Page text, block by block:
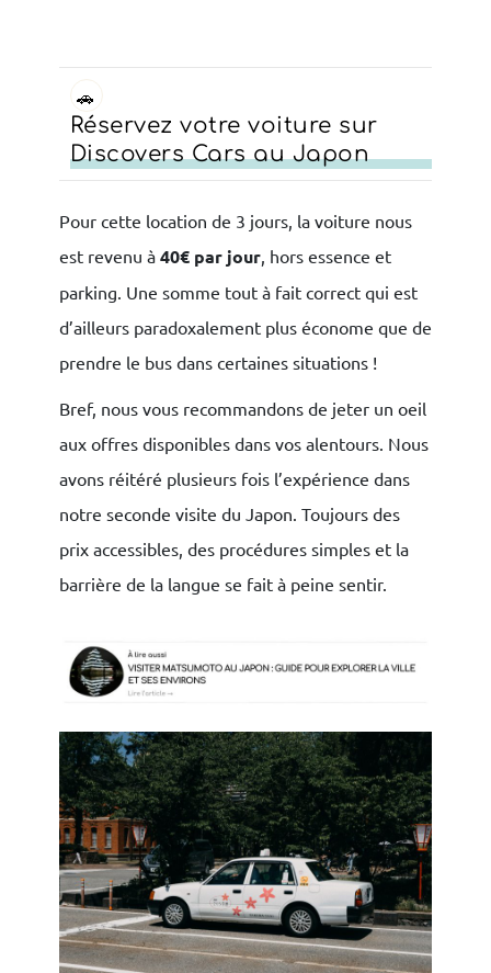
🚗
Réservez votre voiture sur
Discovers Cars au Japon
Pour cette location de 3 jours, la voiture nous
est revenu à 40€ par jour, hors essence et
parking. Une somme tout à fait correct qui est
d’ailleurs paradoxalement plus économe que de
prendre le bus dans certaines situations !
Bref, nous vous recommandons de jeter un oeil
aux offres disponibles dans vos alentours. Nous
avons réitéré plusieurs fois l’expérience dans
notre seconde visite du Japon. Toujours des
prix accessibles, des procédures simples et la
barrière de la langue se fait à peine sentir.